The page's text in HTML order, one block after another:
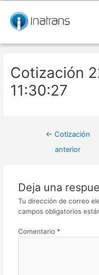
contenido
Cotización
11:30:27
de
entradas
← Cotización
anterior
Deja una
Tu dirección de correo
campos obligatorios
Comentario *